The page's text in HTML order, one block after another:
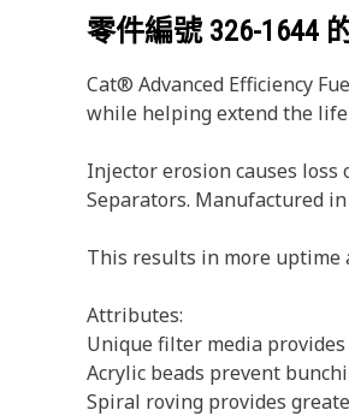
零件編號 326-1644
Cat® Advanced Efficiency
while helping extend the
Injector erosion causes
Separators. Manufactured
This results in more uptime
Attributes:
Unique filter media
Acrylic beads prevent
Spiral roving provides